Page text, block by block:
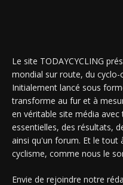
Le site TODAYCYCLING
mondial sur route, du cyclo-
Initialement lancé sous
transforme au fur et à
en véritable site média
essentielles, des résultats,
ainsi qu'un forum. Et le tout
cyclisme, comme nous le
Envie de rejoindre notre